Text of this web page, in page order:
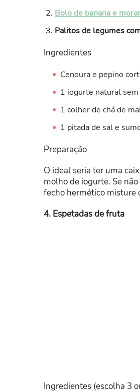
Bolo de banana e
Palitos de legumes
Ingredientes
Cenoura e pepino
1 iogurte natural sem
1 colher de chá de
1 pitada de sal e
Preparação
O ideal seria ter uma
molho de iogurte. Se
fecho hermético misture
4. Espetadas de fruta
Ingredientes (escolha 3